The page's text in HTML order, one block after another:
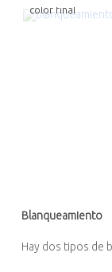
color final
Blanqueamiento
Hay dos tipos de